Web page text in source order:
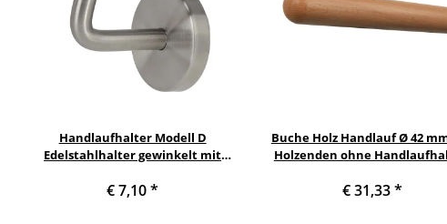
Handlaufhalter Modell D
Edelstahlhalter gewinkelt mit
€ 7,10*
Buche Holz Handlauf Ø 42
Holzenden ohne
€ 31,33*